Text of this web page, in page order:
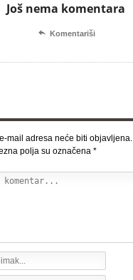
Još nema komentara
 Komentariši
mail adresa neće biti objavljena.
polja su označena *